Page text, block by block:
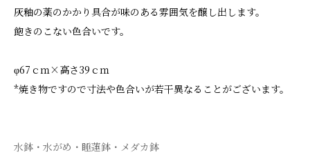
灰釉の薬のかかり具合が味のある雰囲気を醸し出します。
飽きのこない色合いです。
φ67ｃｍ×高さ39ｃｍ
*焼き物ですので寸法や色合いが若干異なることがございます。
水鉢・水がめ・睡蓮鉢・メダカ鉢